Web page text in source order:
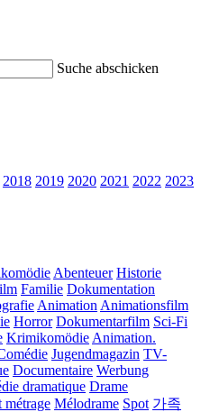
Suche abschicken
2018 2019 2020 2021 2022 2023
Abenteuer Historie
Familie Dokumentation
Animation Animationsfilm
Horror Dokumentarfilm Sci-Fi
Krimikomödie Animation.
Jugendmagazin TV-
Documentaire Werbung
dramatique Drame
métrage Mélodrame Spot 가족